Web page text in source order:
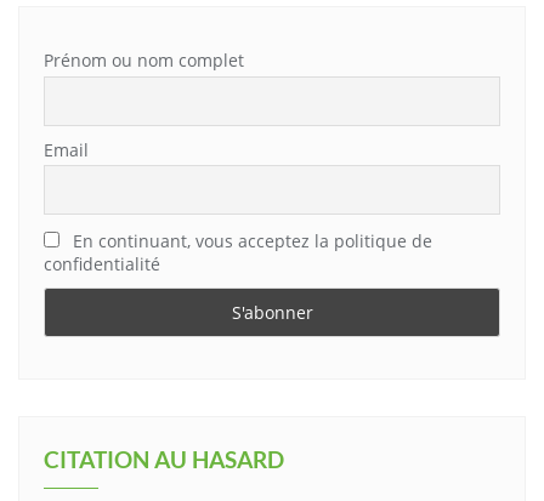
Prénom ou nom complet
Email
En continuant, vous acceptez la politique de
confidentialité
CITATION AU HASARD